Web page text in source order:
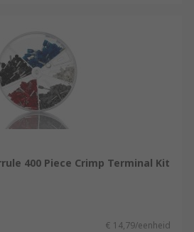
400 Piece Crimp Terminal Kit
€ 14,79/eenheid